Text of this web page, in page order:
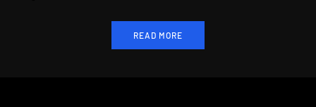
READ MORE